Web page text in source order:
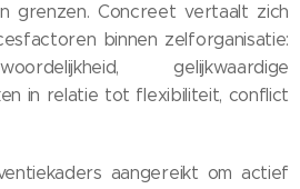
grenzen. Concreet vertaalt zich
binnen zelforganisatie:
gelijkwaardige
in relatie tot flexibiliteit, conflict
aangereikt om actief